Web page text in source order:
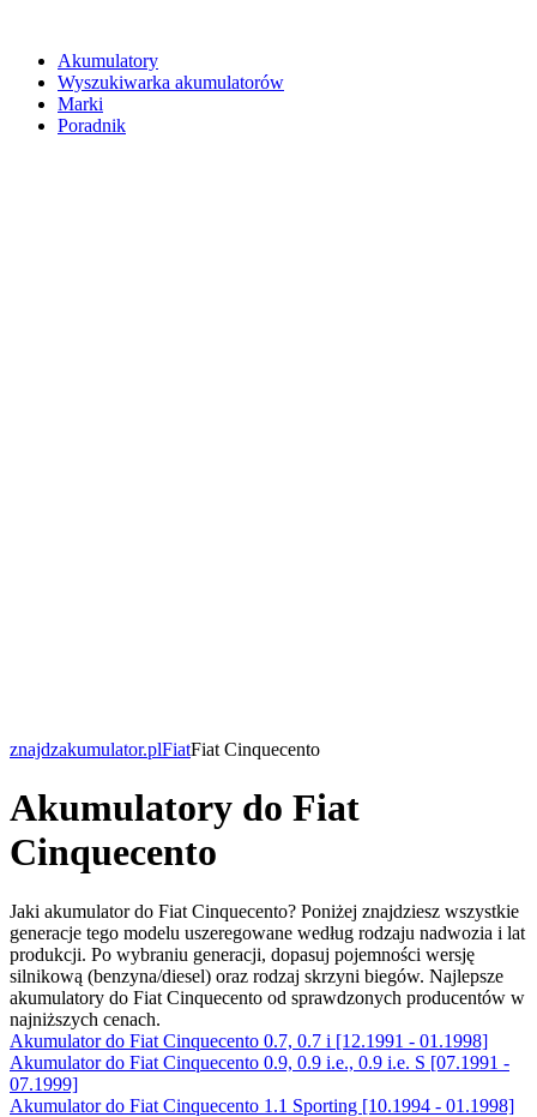
Akumulatory
Wyszukiwarka akumulatorów
Marki
Poradnik
znajdzakumulator.plFiatFiat Cinquecento
Akumulatory do Fiat
Cinquecento
Jaki akumulator do Fiat Cinquecento? Poniżej znajdziesz wszystkie
generacje tego modelu uszeregowane według rodzaju nadwozia i lat
produkcji. Po wybraniu generacji, dopasuj pojemności wersję
silnikową (benzyna/diesel) oraz rodzaj skrzyni biegów. Najlepsze
akumulatory do Fiat Cinquecento od sprawdzonych producentów w
najniższych cenach.
Akumulator do Fiat Cinquecento 0.7, 0.7 i [12.1991 - 01.1998]
Akumulator do Fiat Cinquecento 0.9, 0.9 i.e., 0.9 i.e. S [07.1991 -
07.1999]
Akumulator do Fiat Cinquecento 1.1 Sporting [10.1994 - 01.1998]